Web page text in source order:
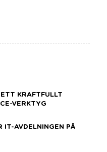
KRAFTFULLT
VERKTYG
IT-AVDELNINGEN PÅ